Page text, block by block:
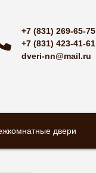
+7 (831) 269-65-75
+7 (831) 423-41-61
dveri-nn@mail.ru
двери